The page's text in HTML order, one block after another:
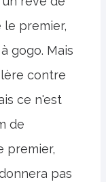
le premier,
gogo. Mais
contre
ce n'est
de
premier,
pas